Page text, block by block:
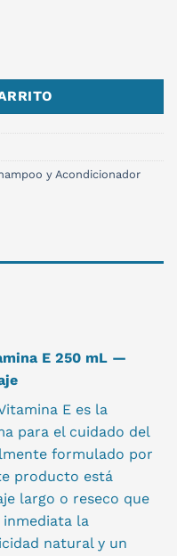
y Acondicionador
E 250 mL —
E es la
para el cuidado del
formulado por
producto está
largo o reseco que
la
natural y un